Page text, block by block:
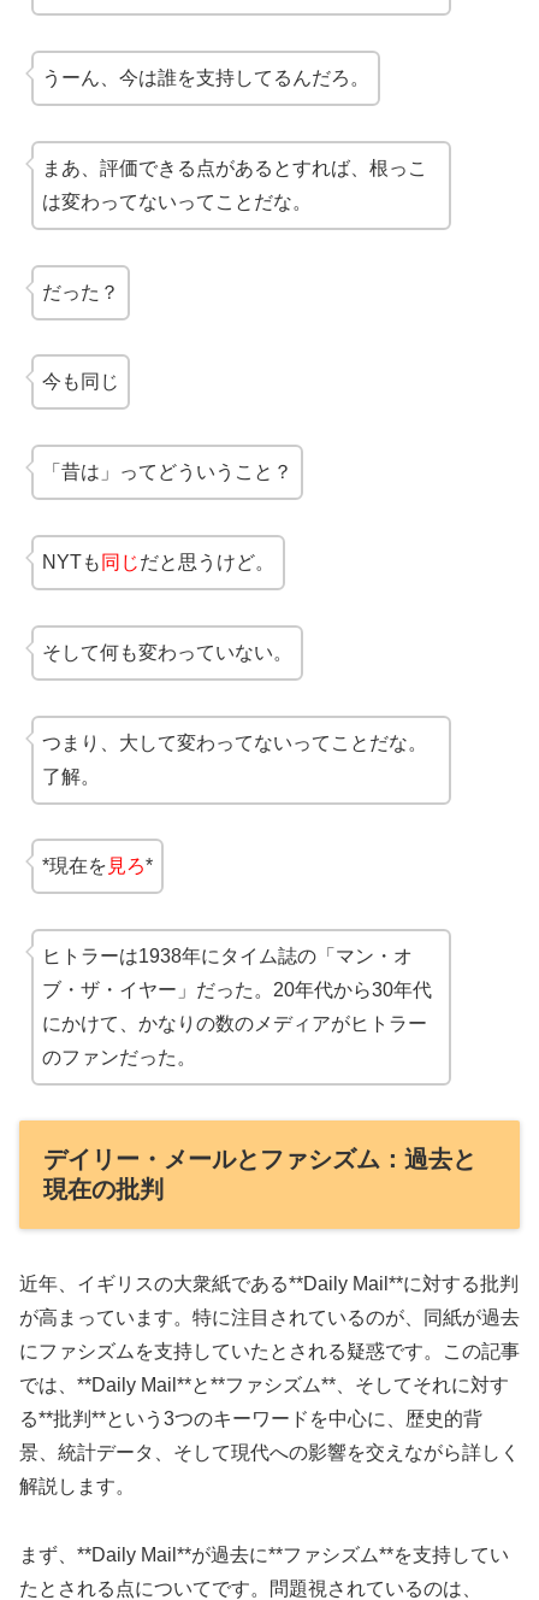
うーん、今は誰を支持してるんだろ。
まあ、評価できる点があるとすれば、根っこ
は変わってないってことだな。
だった？
今も同じ
「昔は」ってどういうこと？
NYTも 同じだと思うけど。
そして何も変わっていない。
つまり、大して変わってないってことだな。
了解。
*現在を 見ろ*
ヒトラーは1938年にタイム誌の「マン・オ
ブ・ザ・イヤー」だった。20年代から30年代
にかけて、かなりの数のメディアがヒトラー
のファンだった。
デイリー・メールとファシズム：過去と
現在の批判
近年、イギリスの大衆紙である**Daily Mail**に対する批判
が高まっています。特に注目されているのが、同紙が過去
にファシズムを支持していたとされる疑惑です。この記事
では、**Daily Mail**と**ファシズム**、そしてそれに対す
る**批判**という3つのキーワードを中心に、歴史的背
景、統計データ、そして現代への影響を交えながら詳しく
解説します。
まず、**Daily Mail**が過去に**ファシズム**を支持してい
たとされる点についてです。問題視されているのは、